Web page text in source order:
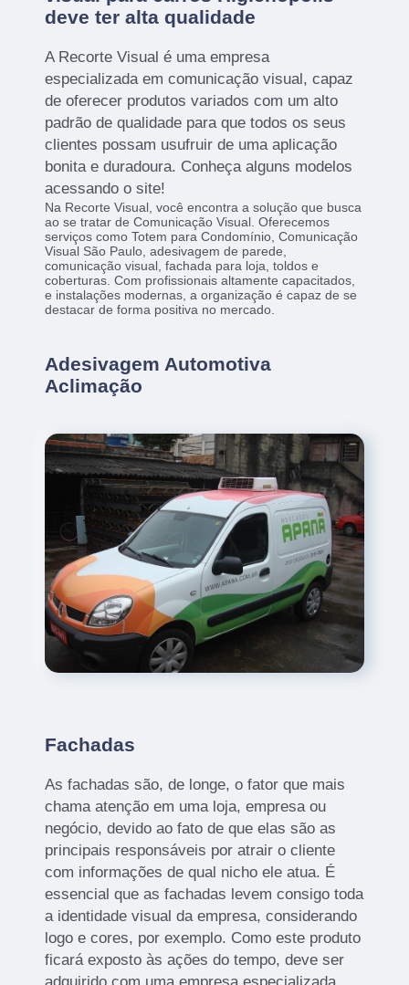
deve ter alta qualidade
A Recorte Visual é uma empresa
especializada em comunicação visual, capaz
de oferecer produtos variados com um alto
padrão de qualidade para que todos os seus
clientes possam usufruir de uma aplicação
bonita e duradoura. Conheça alguns modelos
acessando o site!
Na Recorte Visual, você encontra a solução que busca
ao se tratar de Comunicação Visual. Oferecemos
serviços como Totem para Condomínio, Comunicação
Visual São Paulo, adesivagem de parede,
comunicação visual, fachada para loja, toldos e
coberturas. Com profissionais altamente capacitados,
e instalações modernas, a organização é capaz de se
destacar de forma positiva no mercado.
Adesivagem Automotiva
Aclimação
Fachadas
As fachadas são, de longe, o fator que mais
chama atenção em uma loja, empresa ou
negócio, devido ao fato de que elas são as
principais responsáveis por atrair o cliente
com informações de qual nicho ele atua. É
essencial que as fachadas levem consigo toda
a identidade visual da empresa, considerando
logo e cores, por exemplo. Como este produto
ficará exposto às ações do tempo, deve ser